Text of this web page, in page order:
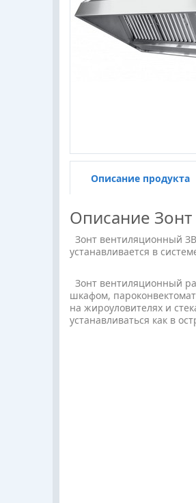
Описание продукта
Описание
Зонт вентиляционный
устанавливается в
Зонт вентиляционный
шкафом,
на жироуловителях и
устанавливаться как в